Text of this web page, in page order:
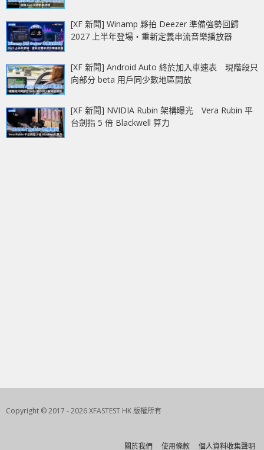
[XF 新聞] Winamp 夥拍 Deezer 準備強勢回歸
2027 上半年登場‧重新定義串流音樂播放器
[XF 新聞] Android Auto 終於加入車速表 現階段只
向部分 beta 用戶同少數地區開放
[XF 新聞] NVIDIA Rubin 架構曝光 Vera Rubin 平
台劍指 5 倍 Blackwell 算力
Copyright © 2017 - 2026 XFASTEST HK 版權所有
關於我們 使用條款 個人資料收集聲明